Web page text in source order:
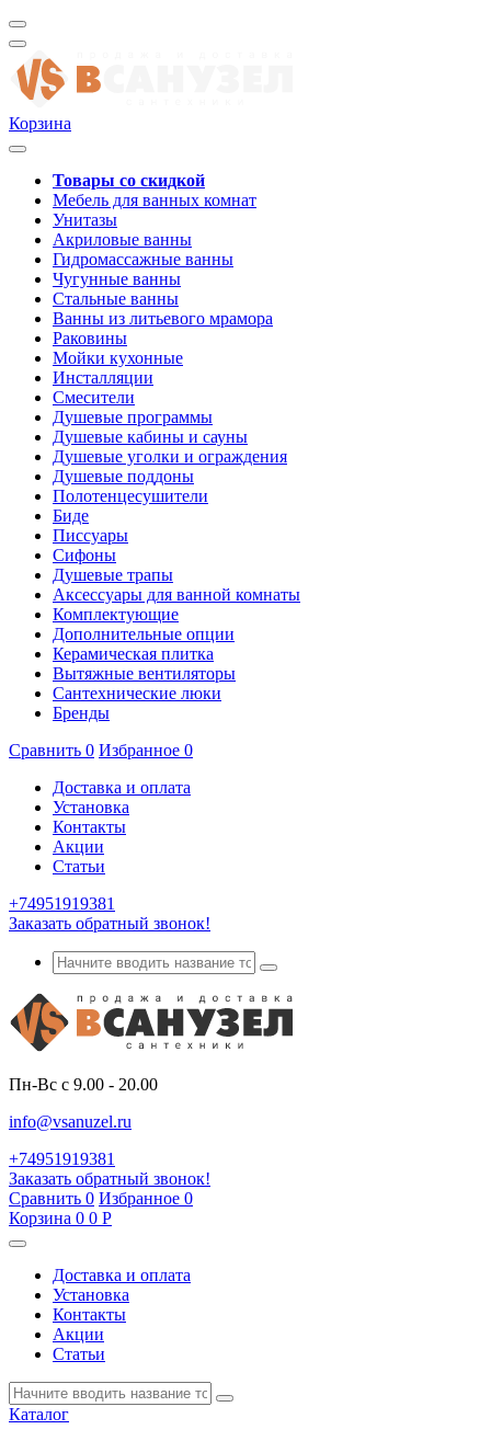
Корзина
Товары со скидкой
Мебель для ванных комнат
Унитазы
Акриловые ванны
Гидромассажные ванны
Чугунные ванны
Стальные ванны
Ванны из литьевого мрамора
Раковины
Мойки кухонные
Инсталляции
Смесители
Душевые программы
Душевые кабины и сауны
Душевые уголки и ограждения
Душевые поддоны
Полотенцесушители
Биде
Писсуары
Сифоны
Душевые трапы
Аксессуары для ванной комнаты
Комплектующие
Дополнительные опции
Керамическая плитка
Вытяжные вентиляторы
Сантехнические люки
Бренды
Сравнить 0 Избранное 0
Доставка и оплата
Установка
Контакты
Акции
Статьи
+74951919381
Заказать обратный звонок!
Пн-Вс с 9.00 - 20.00
info@vsanuzel.ru
+74951919381
Заказать обратный звонок!
Сравнить 0 Избранное 0
Корзина 0 0 Р
Доставка и оплата
Установка
Контакты
Акции
Статьи
Каталог